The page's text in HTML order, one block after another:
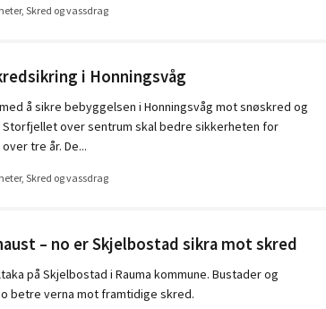
Skred og vassdrag
i Honningsvåg
å sikre bebyggelsen i Honningsvåg mot snøskred og
over sentrum skal bedre sikkerheten for
tre år. De...
Skred og vassdrag
– no er Skjelbostad sikra mot skred
på Skjelbostad i Rauma kommune. Bustader og
betre verna mot framtidige skred.